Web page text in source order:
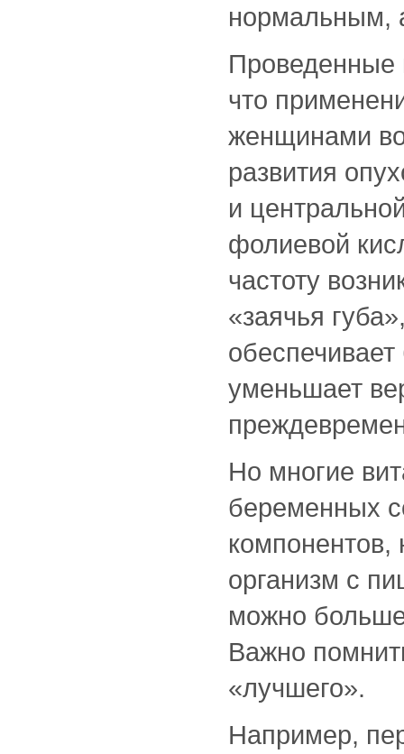
нормальным,
Проведенные
что
женщинами
развития
и
фолиевой
частоту
«заячья
уменьшает
Но многие
беременных
компонентов,
организм с
можно
Важно
«лучшего».
Например,